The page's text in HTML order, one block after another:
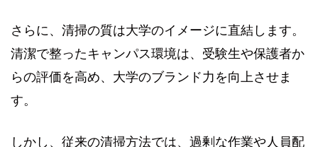
さらに、清掃の質は大学のイメージに直結します。
清潔で整ったキャンパス環境は、受験生や保護者か
らの評価を高め、大学のブランド力を向上させま
す。
しかし、従来の清掃方法では、過剰な作業や人員配